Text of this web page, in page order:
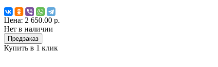
Цена: 2 650.00 р.
Нет в наличии
Предзаказ
Купить в 1 клик